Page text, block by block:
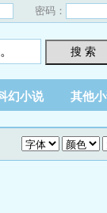
密码：
搜 索
幻小说 其他